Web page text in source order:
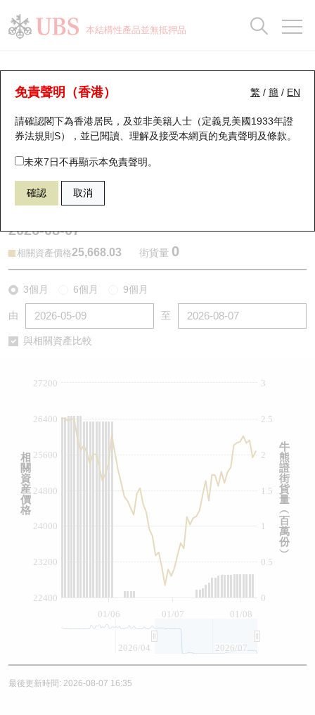
本結構性產品並無抵押品
繁 / 簡 / EN
免責聲明（香港）
請確認閣下為香港居民，及並非美籍人士（定義見美國1933年證
券法規則S），並已閱讀、理解及接受本網頁的免責聲明及條款。
未來7日不再顯示本免責聲明。
確認 取消
牛熊證分析儀
表現 街貨統計 比較
67303 瑞銀熊證 HSI 恒生指數
2026-08-07
相關資產價格25,668.03 街貨量 0
3個月 6個月 9個月
由 至
與相關資產比較
01/07
01/06 01/08
0
2.5
0.5
1
1.5
2
3
24000
22400
23200
24800
25600
26400
27200
2026/04 2026/07
牛
熊
證
街
貨
量
︵
百
萬
份
︶
相
關
資
産
價
格
最後更新時間: 2026-08-07 16:35
瑞銀認股證一覽
新發行瑞銀認股證
即將到期認股證
認股證到期結算價查詢
認股證分析儀
認股證/牛熊證日誌
街貨統計
比較
牛熊全景快搜
牛熊證搜尋
牛熊證街貨分佈圖
正股牛熊證列表
新發行瑞銀牛熊證
牛熊證到期結算價查詢
牛熊證文件及公告
牛熊證文件及公告 (瑞信)
街貨統計
比較
十大升幅/跌幅
十大認股證成交分佈
十天股證佔大市成交
資金流
街貨統計
正股分析儀
二十大活躍股份
恒指成份股
國指成份股
科指成份股
中資ETFs溢價比較
收市競價變化
持股比重
顯示所有持股比重
每月輪證大市專題
輪證專欄
講座及教育短片
認股證投資者教育
牛熊證投資者教育